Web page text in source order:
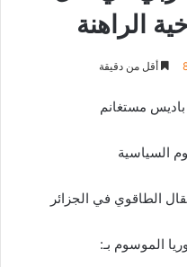
الراهنة
أقل من دقيقة
مستغانم
السياسية
الطاقوي في الجزائر
الموسوم بـ: